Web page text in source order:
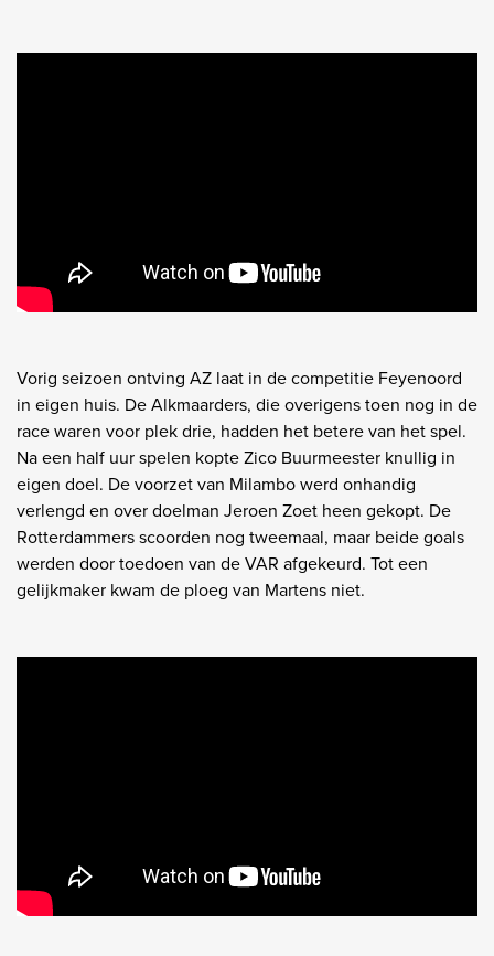
Vorig seizoen ontving AZ laat in de competitie Feyenoord
in eigen huis. De Alkmaarders, die overigens toen nog in de
race waren voor plek drie, hadden het betere van het spel.
Na een half uur spelen kopte Zico Buurmeester knullig in
eigen doel. De voorzet van Milambo werd onhandig
verlengd en over doelman Jeroen Zoet heen gekopt. De
Rotterdammers scoorden nog tweemaal, maar beide goals
werden door toedoen van de VAR afgekeurd. Tot een
gelijkmaker kwam de ploeg van Martens niet.